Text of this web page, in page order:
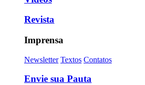
Revista
Imprensa
Newsletter Textos Contatos
Envie sua Pauta